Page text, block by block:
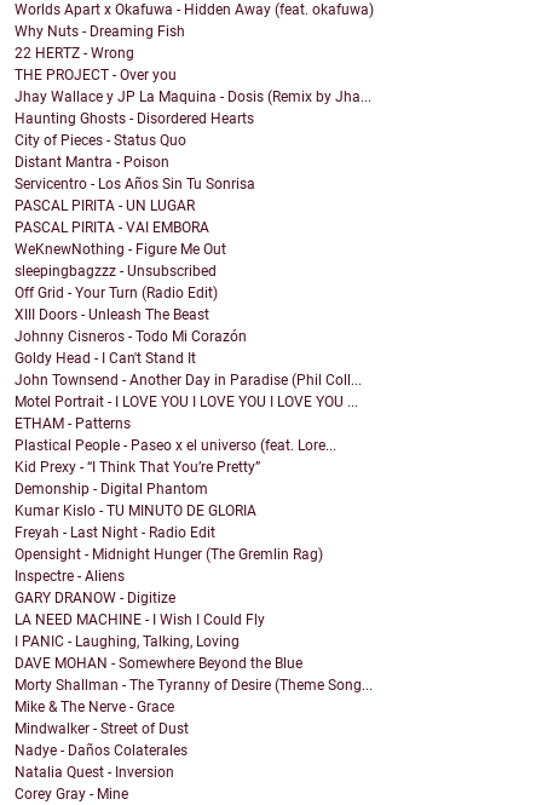
Worlds Apart x Okafuwa - Hidden Away (feat. okafuwa)
Why Nuts - Dreaming Fish
22 HERTZ - Wrong
THE PROJECT - Over you
Jhay Wallace y JP La Maquina - Dosis (Remix by Jha...
Haunting Ghosts - Disordered Hearts
City of Pieces - Status Quo
Distant Mantra - Poison
Servicentro - Los Años Sin Tu Sonrisa
PASCAL PIRITA - UN LUGAR
PASCAL PIRITA - VAI EMBORA
WeKnewNothing - Figure Me Out
sleepingbagzzz - Unsubscribed
Off Grid - Your Turn (Radio Edit)
XIII Doors - Unleash The Beast
Johnny Cisneros - Todo Mi Corazón
Goldy Head - I Can't Stand It
John Townsend - Another Day in Paradise (Phil Coll...
Motel Portrait - I LOVE YOU I LOVE YOU I LOVE YOU ...
ETHAM - Patterns
Plastical People - Paseo x el universo (feat. Lore...
Kid Prexy - “I Think That You’re Pretty”
Demonship - Digital Phantom
Kumar Kislo - TU MINUTO DE GLORIA
Freyah - Last Night - Radio Edit
Opensight - Midnight Hunger (The Gremlin Rag)
Inspectre - Aliens
GARY DRANOW - Digitize
LA NEED MACHINE - I Wish I Could Fly
I PANIC - Laughing, Talking, Loving
DAVE MOHAN - Somewhere Beyond the Blue
Morty Shallman - The Tyranny of Desire (Theme Song...
Mike & The Nerve - Grace
Mindwalker - Street of Dust
Nadye - Daños Colaterales
Natalia Quest - Inversion
Corey Gray - Mine